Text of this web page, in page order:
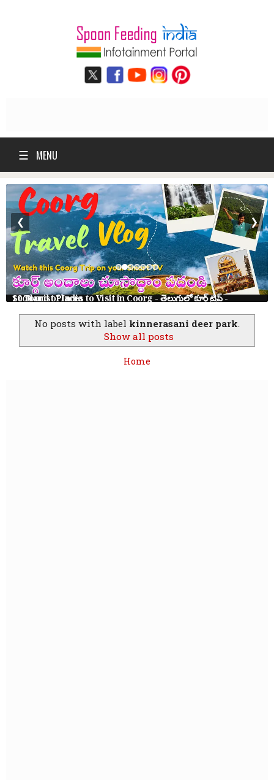
☰ MENU
10 Tourist Places to Visit in Coorg - తెలుగులో కూర్గ్ ట్రిప్ - Scotland of India
❮ ❯
No posts with label kinnerasani deer park.
Show all posts
Home